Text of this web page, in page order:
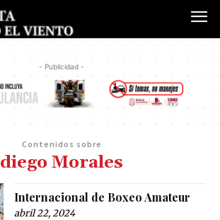
- Publicidad -
Contenidos sobre
diego Morales
Internacional de Boxeo Amateur
abril 22, 2024